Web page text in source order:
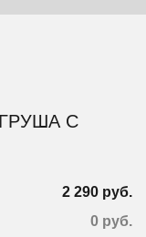
С
2 290 руб.
0 руб.